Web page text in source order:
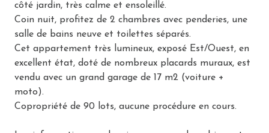
côté jardin, très calme et ensoleillé.
Coin nuit, profitez de 2 chambres avec penderies, une
salle de bains neuve et toilettes séparés.
Cet appartement très lumineux, exposé Est/Ouest, en
excellent état, doté de nombreux placards muraux, est
vendu avec un grand garage de 17 m2 (voiture +
moto).
Copropriété de 90 lots, aucune procédure en cours.